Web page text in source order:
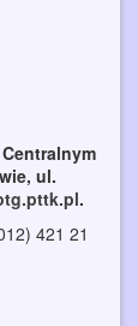
ul.
.
421 21